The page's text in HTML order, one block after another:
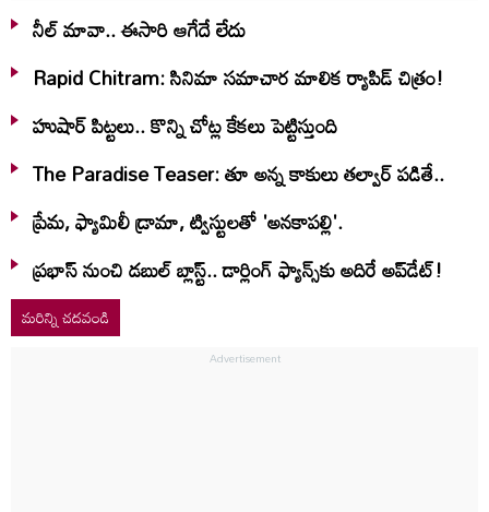
నీల్ మావా.. ఈసారి ఆగేదే లేదు
Rapid Chitram: సినిమా సమాచార మాలిక ర్యాపిడ్ చిత్రం!
హుషార్‌ పిట్టలు.. కొన్ని చోట్ల కేకలు పెట్టిస్తుంది
The Paradise Teaser: తూ అన్న కాకులు తల్వార్ పడితే..
ప్రేమ, ఫ్యామిలీ డ్రామా, ట్విస్టులతో 'అనకాపల్లి'.
ప్రభాస్ నుంచి డబుల్ బ్లాస్ట్.. డార్లింగ్ ఫ్యాన్స్‌కు అదిరే అప్‌డేట్!
మరిన్ని చదవండి